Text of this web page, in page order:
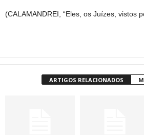
(CALAMANDREI, “Eles, os Juízes, vistos
ARTIGOS RELACIONADOS